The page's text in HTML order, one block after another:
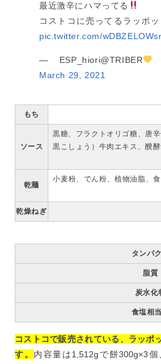
最近激辛にハマってる
コストコに売ってるラッポ
pic.twitter.com/
— ESP_hiori@TRIBER
March 29, 2021
もち
ソース
黒糖、フラクトオリゴ糖、唐
黒こしょう）牛肉エキス、醗
乾麺
小麦粉、でん粉、植物油脂、
乾燥ねぎ
タンパ
脂質
炭水化
食塩相
コストコで販売されている、ラッポ
す。 内容量は1,512gで餅300g×3